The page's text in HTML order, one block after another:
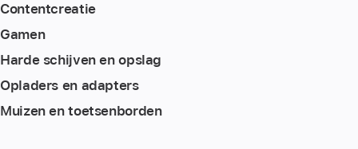
Content­creatie
Gamen
Harde schijven en opslag
Opladers en adapters
Muizen en toetsenborden